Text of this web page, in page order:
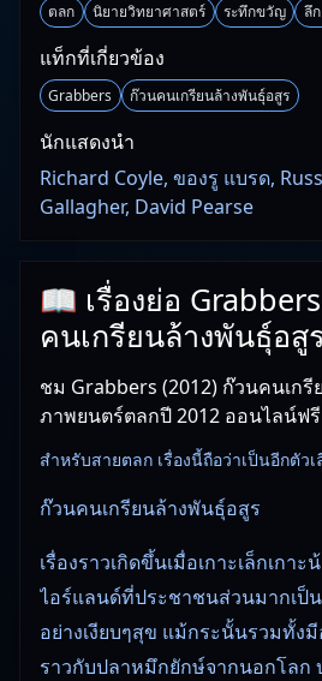
ตลก นิยายวิทยาศาสตร์ ระทึกขวัญ ลึ
แท็กที่เกี่ยวข้อง
Grabbers ก๊วนคนเกรียนล้างพันธุ์อสูร
นักแสดงนำ
Richard Coyle, ของรู แบรด,
Gallagher, David Pearse
📖 เรื่องย่อ
คนเกรียนล้างพันธุ์อสู
ชม Grabbers (2012) ก๊วนคนเก
ภาพยนตร์ตลกปี 2012 ออนไลน์ฟ
สำหรับสายตลก เรื่องนี้ถือว่าเป็นอีกตัว
ก๊วนคนเกรียนล้างพันธุ์อสูร
เรื่องราวเกิดขึ้นเมื่อเกาะเล็กเกา
ไอร์แลนด์ที่ประชาชนส่วนมากเป็
อย่างเงียบๆสุข แม้กระนั้นรวมทั้ง
ราวกับปลาหมึกยักษ์จากนอกโลก